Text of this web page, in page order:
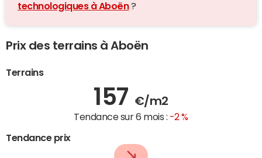
technologiques à Aboën?
Prix des terrains à Aboën
Terrains
157 €/m2
Tendance sur 6 mois : -2 %
Tendance prix